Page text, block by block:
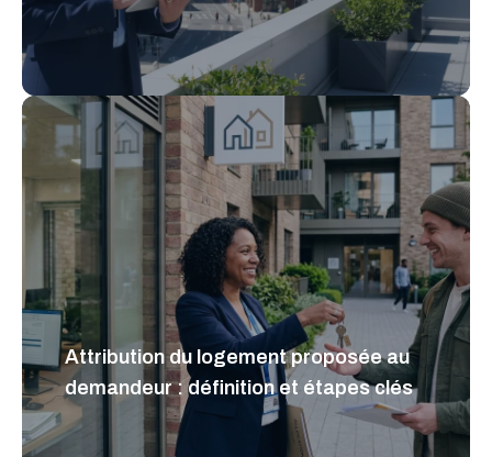
Attribution du logement proposée au
demandeur : définition et étapes clés